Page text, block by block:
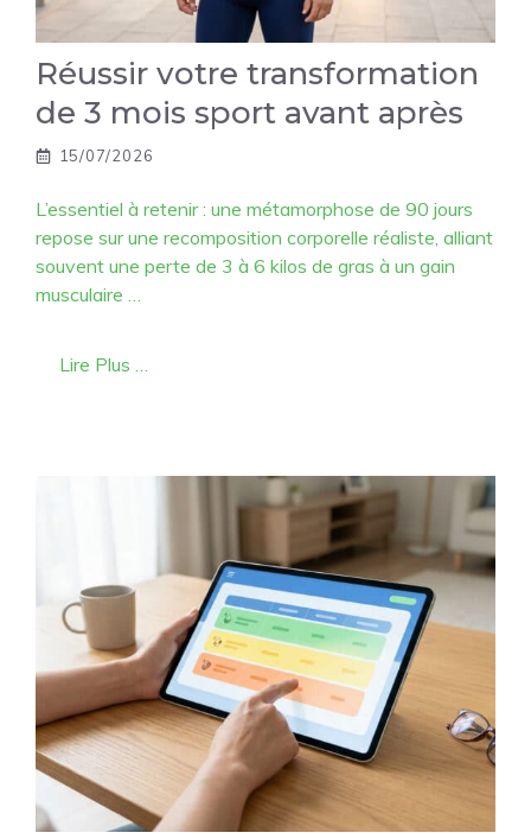
Réussir votre transformation
de 3 mois sport avant après
15/07/2026
L’essentiel à retenir : une métamorphose de 90 jours
repose sur une recomposition corporelle réaliste, alliant
souvent une perte de 3 à 6 kilos de gras à un gain
musculaire …
Lire Plus …